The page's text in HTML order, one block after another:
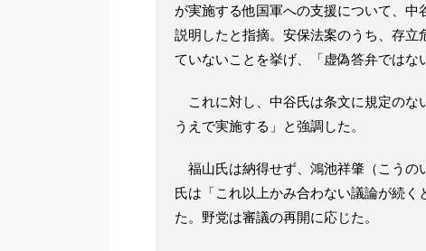
が実施する他国軍への支援について、
説明したと指摘。安保法案のうち、存
ていないことを挙げ、「虚偽答弁ではな
これに対し、中谷氏は条文に規定のな
うえで実施する」と強調した。
福山氏は納得せず、鴻池祥肇（こうの
氏は「これ以上かみ合わない議論が続
た。野党は審議の再開に応じた。